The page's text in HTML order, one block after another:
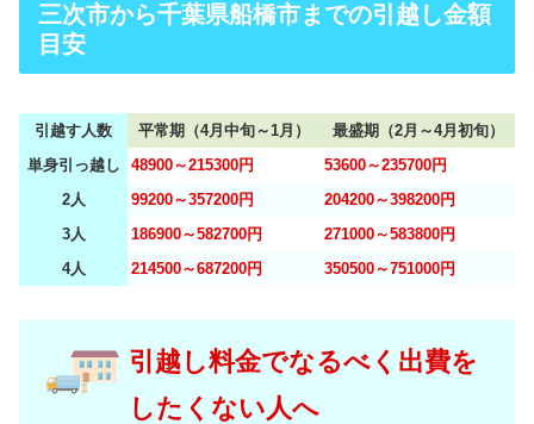
三次市から千葉県船橋市までの引越し金額
目安
引越す人数 平常期（4月中旬～1月）
最盛期（2月～4月初旬）
単身引っ越し
48900～215300円
53600～235700円
2人
99200～357200円
204200～398200円
3人
186900～582700円
271000～583800円
4人
214500～687200円 350500～751000円
引越し料金でなるべく出費を
したくない人へ